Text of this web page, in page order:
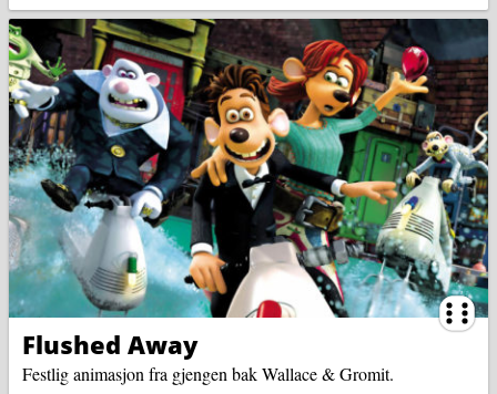
Flushed Away
Festlig animasjon fra gjengen bak Wallace & Gromit.